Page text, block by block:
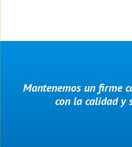
Mantenemos un firme
con la calidad y